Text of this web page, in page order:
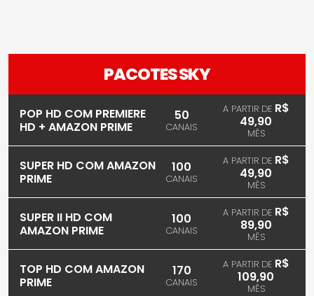
PACOTES SKY
POP HD COM PREMIERE
HD + AMAZON PRIME
50
CANAIS
A PARTIR DE R$
49,90
MÊS
SUPER HD COM AMAZON
PRIME
100
CANAIS
A PARTIR DE R$
49,90
MÊS
SUPER II HD COM
AMAZON PRIME
100
CANAIS
A PARTIR DE R$
89,90
MÊS
TOP HD COM AMAZON
PRIME
170
CANAIS
A PARTIR DE R$
109,90
MÊS